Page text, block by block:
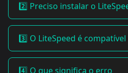
2️⃣ Preciso instalar o
3️⃣ O LiteSpeed é
4️⃣ O que significa o erro